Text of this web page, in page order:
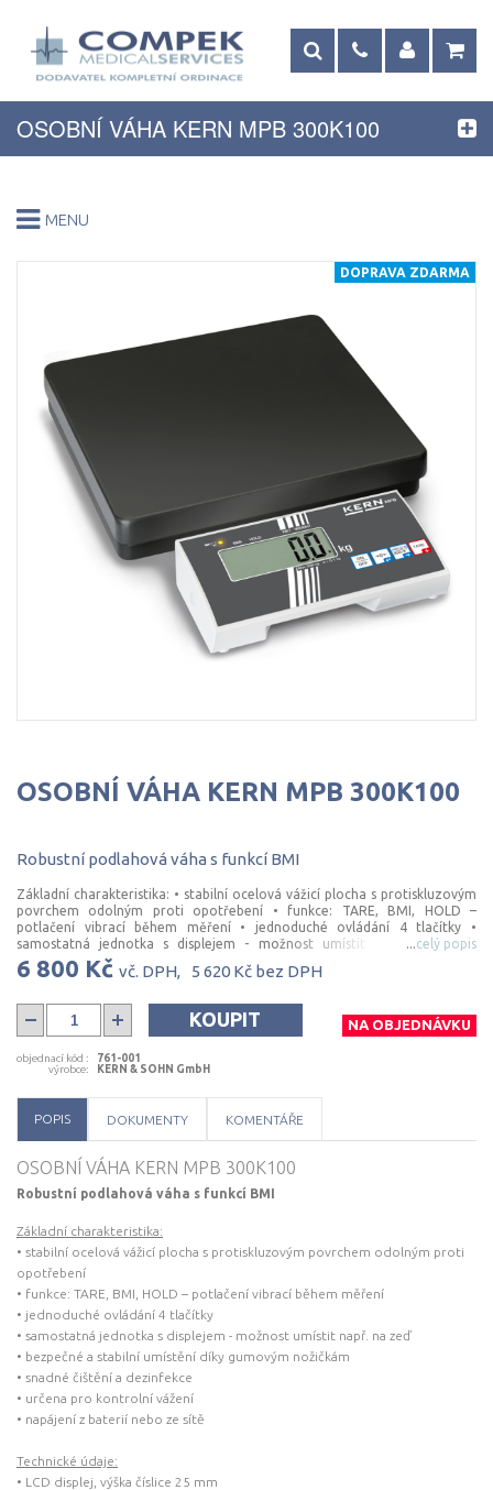
OSOBNÍ VÁHA KERN MPB 300K100
DOPRAVA ZDARMA
OSOBNÍ VÁHA KERN MPB 300K100
Robustní podlahová váha s funkcí BMI
Základní charakteristika: • stabilní ocelová vážicí plocha s protiskluzovým
povrchem odolným proti opotřebení • funkce: TARE, BMI, HOLD –
potlačení vibrací během měření • jednoduché ovládání 4 tlačítky •
samostatná jednotka s displejem - možnost umístit např. na zeď •
bezpečné a stabilní umístění díky gumovým nožičkám • snadné čištění a
dezinfekce • určena pro kontrolní vážení • napájení z baterií nebo ze sítě
citlivost: 0,1 kg • rozměry vážící plochy: 315 × 300 × 60 mm • rozměry
displeje: 210 × 110 × 50 mm • síťový adaptér (externí) součástí balení •
provozu až 170 h • hmotnost: cca 4,6 kg
...celý popis
6 800 Kč vč. DPH, 5 620 Kč bez DPH
KOUPIT NA OBJEDNÁVKU
objednací kód :
761-001
výrobce: KERN & SOHN GmbH
POPIS DOKUMENTY KOMENTÁŘE
OSOBNÍ VÁHA KERN MPB 300K100
Robustní podlahová váha s funkcí BMI
Základní charakteristika:
• stabilní ocelová vážicí plocha s protiskluzovým povrchem odolným proti
opotřebení
• funkce: TARE, BMI, HOLD – potlačení vibrací během měření
• jednoduché ovládání 4 tlačítky
• samostatná jednotka s displejem - možnost umístit např. na zeď
• bezpečné a stabilní umístění díky gumovým nožičkám
• snadné čištění a dezinfekce
• určena pro kontrolní vážení
• napájení z baterií nebo ze sítě
Technické údaje:
• LCD displej, výška číslice 25 mm
MENU